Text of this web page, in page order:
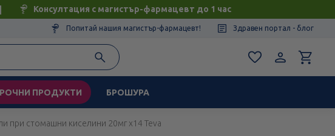
Консултация с магистър-фармацевт до 1 час
Попитай нашия магистър-фармацевт! Здравен портал - блог
ПРОДУКТИ БРОШУРА
при стомашни киселини 20мг х14 Teva